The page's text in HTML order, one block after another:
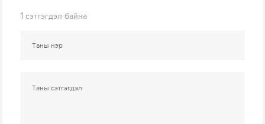
1 сэтгэгдэл байна